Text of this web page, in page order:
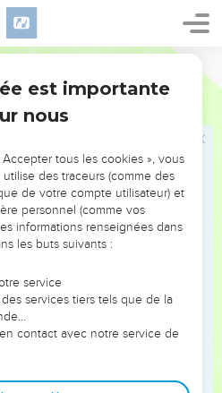
fait partie des sept et s’en
sont dix rois qui n'ont pas
ils reçoivent le pouvoir de
la bête.
et ils donnent leur puissance et
et l'Agneau les vaincra
seigneurs et le Roi des rois.
et fidèles et sont avec lui
des peuples, des foules, des
et la bête détesteront la
et la mettront à nu, elles
par le feu.
est importante
nous
tous les cookies », vous
des traceurs (comme des
de votre compte utilisateur) et
personnel (comme vos
informations renseignées dans
les buts suivants :
service
services tiers tels que de la
contact avec notre service de